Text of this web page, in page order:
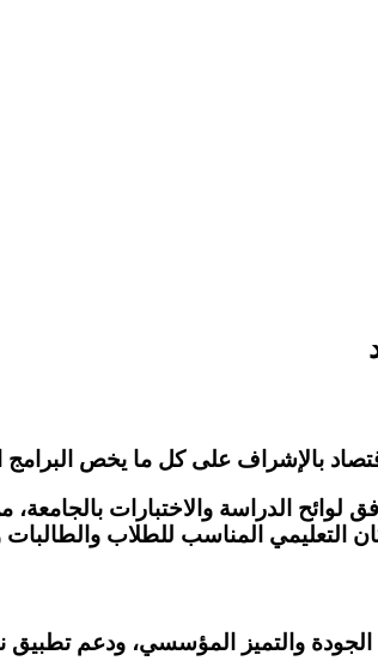
بالإشراف على كل ما يخص البرامج
لوائح الدراسة والاختبارات
التعليمي المناسب للطلاب والطالبات
الجودة والتميز المؤسسي، ودعم